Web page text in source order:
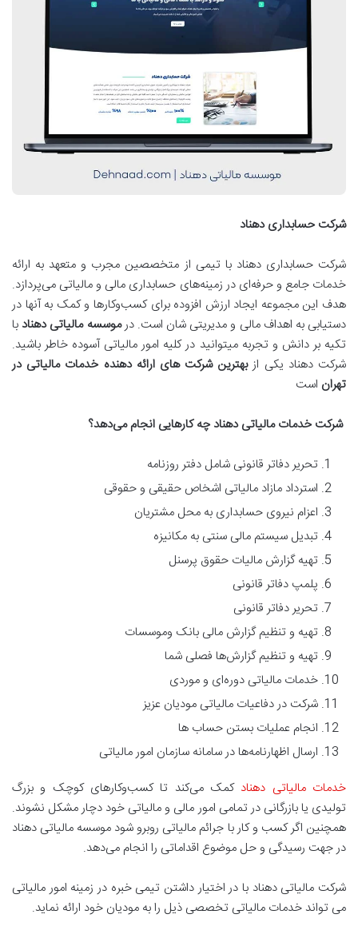
شرکت حسابداری دهناد
شرکت حسابداری دهناد با تیمی از متخصصین مجرب و متعهد به ارائه
خدمات جامع و حرفه‌ای در زمینه‌های حسابداری مالی و مالیاتی می‌پردازد.
هدف این مجموعه ایجاد ارزش افزوده برای کسب‌وکارها و کمک به آنها در
دستیابی به اهداف مالی و مدیریتی‌ شان است. درموسسه مالیاتی دهناد با
تکیه بر دانش و تجربه میتوانید در کلیه امور مالیاتی آسوده خاطر باشید.
شرکت دهناد یکی ازبهترین شرکت های ارائه دهنده خدمات مالیاتی در
تهران است
شرکت خدمات مالیاتی دهناد چه‌کارهایی انجام میدهد؟
تحریر دفاتر قانونی شامل دفتر روزنامه
استرداد مازاد مالیاتی اشخاص حقیقی و حقوقی
اعزام نیروی حسابداری به محل مشتریان
تبدیل سیستم مالی سنتی به مکانیزه
تهیه گزارش مالیات حقوق پرسنل
پلمپ دفاتر قانونی
تحریر دفاتر قانونی
تهیه و تنظیم گزارش مالی بانک وموسسات
تهیه و تنظیم گزارش‌ها فصلی شما
خدمات مالیاتی دوره‌ای و موردی
شرکت در دفاعیات مالیاتی مودیان عزیز
انجام عملیات بستن حساب ها
ارسال اظهارنامه‌ها در سامانه سازمان امور مالیاتی
خدمات مالیاتی دهناد کمک می‌کند تا کسب‌وکارهای کوچک و بزرگ
تولیدی یا بازرگانی در تمامی امور مالی و مالیاتی خود دچار مشکل نشوند.
همچنین اگر کسب و کار با جرائم مالیاتی روبرو شود موسسه مالیاتی دهناد
در جهت رسیدگی و حل موضوع اقداماتی را انجام می‌دهد.
شرکت مالیاتی دهناد با در اختیار داشتن تیمی خبره در زمینه امور مالیاتی
می تواند خدمات مالیاتی تخصصی ذیل را به مودیان خود ارائه نماید.